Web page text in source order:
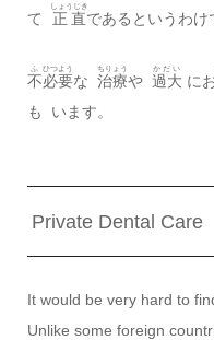
て
正直
しょうじき
であるというわけ
不
ふ
必要
ひつよう
な 治療
ちりょう
や 過大
かだい
に
も います。
Private Dental Care
It would be very hard to
Unlike some foreign